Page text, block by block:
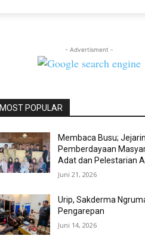
- Advertisment -
MOST POPULAR
Membaca Busu;
Pemberdayaan
Adat dan Pelestarian
Juni 21, 2026
Urip, Sakderma
Pengarepan
Juni 14, 2026